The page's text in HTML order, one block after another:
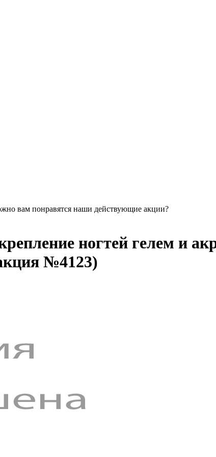
вам понравятся наши действующие акции?
ногтей гелем и
№4123)